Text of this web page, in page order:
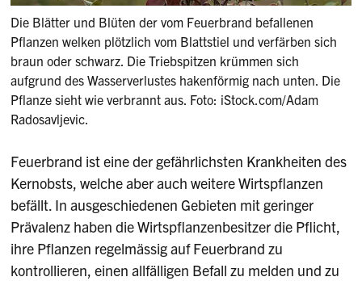
Die Blätter und Blüten der vom Feuerbrand befallenen
Pflanzen welken plötzlich vom Blattstiel und verfärben sich
braun oder schwarz. Die Triebspitzen krümmen sich
aufgrund des Wasserverlustes hakenförmig nach unten. Die
Pflanze sieht wie verbrannt aus. Foto: iStock.com/Adam
Radosavljevic.
Feuerbrand ist eine der gefährlichsten Krankheiten des
Kernobsts, welche aber auch weitere Wirtspflanzen
befällt. In ausgeschiedenen Gebieten mit geringer
Prävalenz haben die Wirtspflanzenbesitzer die Pflicht,
ihre Pflanzen regelmässig auf Feuerbrand zu
kontrollieren, einen allfälligen Befall zu melden und zu